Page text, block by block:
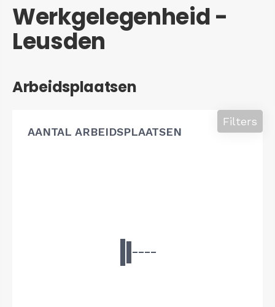
Werkgelegenheid -
Leusden
Arbeidsplaatsen
AANTAL ARBEIDSPLAATSEN
Filters